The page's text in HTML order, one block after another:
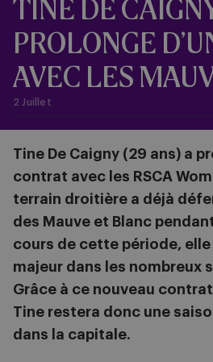
TINE DE
PROLONGE
AVEC LES
2 Juillet
Tine De Caigny (29 ans) a
contrat avec les RSCA
terrain droitière a déjà
des Mauve et Blanc
cours de cette période, elle
majeur dans les nombreux
Grâce à ce nouveau contrat
Tine restera donc une
dans la capitale.